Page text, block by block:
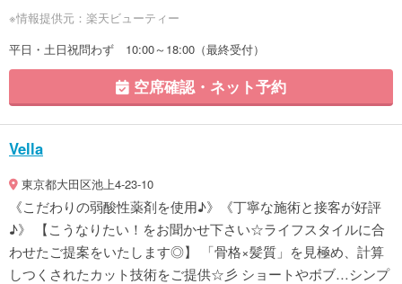
※情報提供元：楽天ビューティー
平日・土日祝問わず 10:00～18:00（最終受付）
空席確認・ネット予約
Vella
東京都大田区池上4-23-10
《こだわりの弱酸性薬剤を使用♪》《丁寧な施術と接客が好評
♪》 【こうなりたい！をお聞かせ下さい☆ライフスタイルに合
わせたご提案をいたします◎】 「骨格×髪質」を見極め、計算
しつくされたカット技術をご提供☆彡 ショートやボブ…シンプ